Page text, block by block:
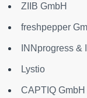
ZIIB GmbH
freshpepper
INNprogress &
Lystio
CAPTIQ GmbH